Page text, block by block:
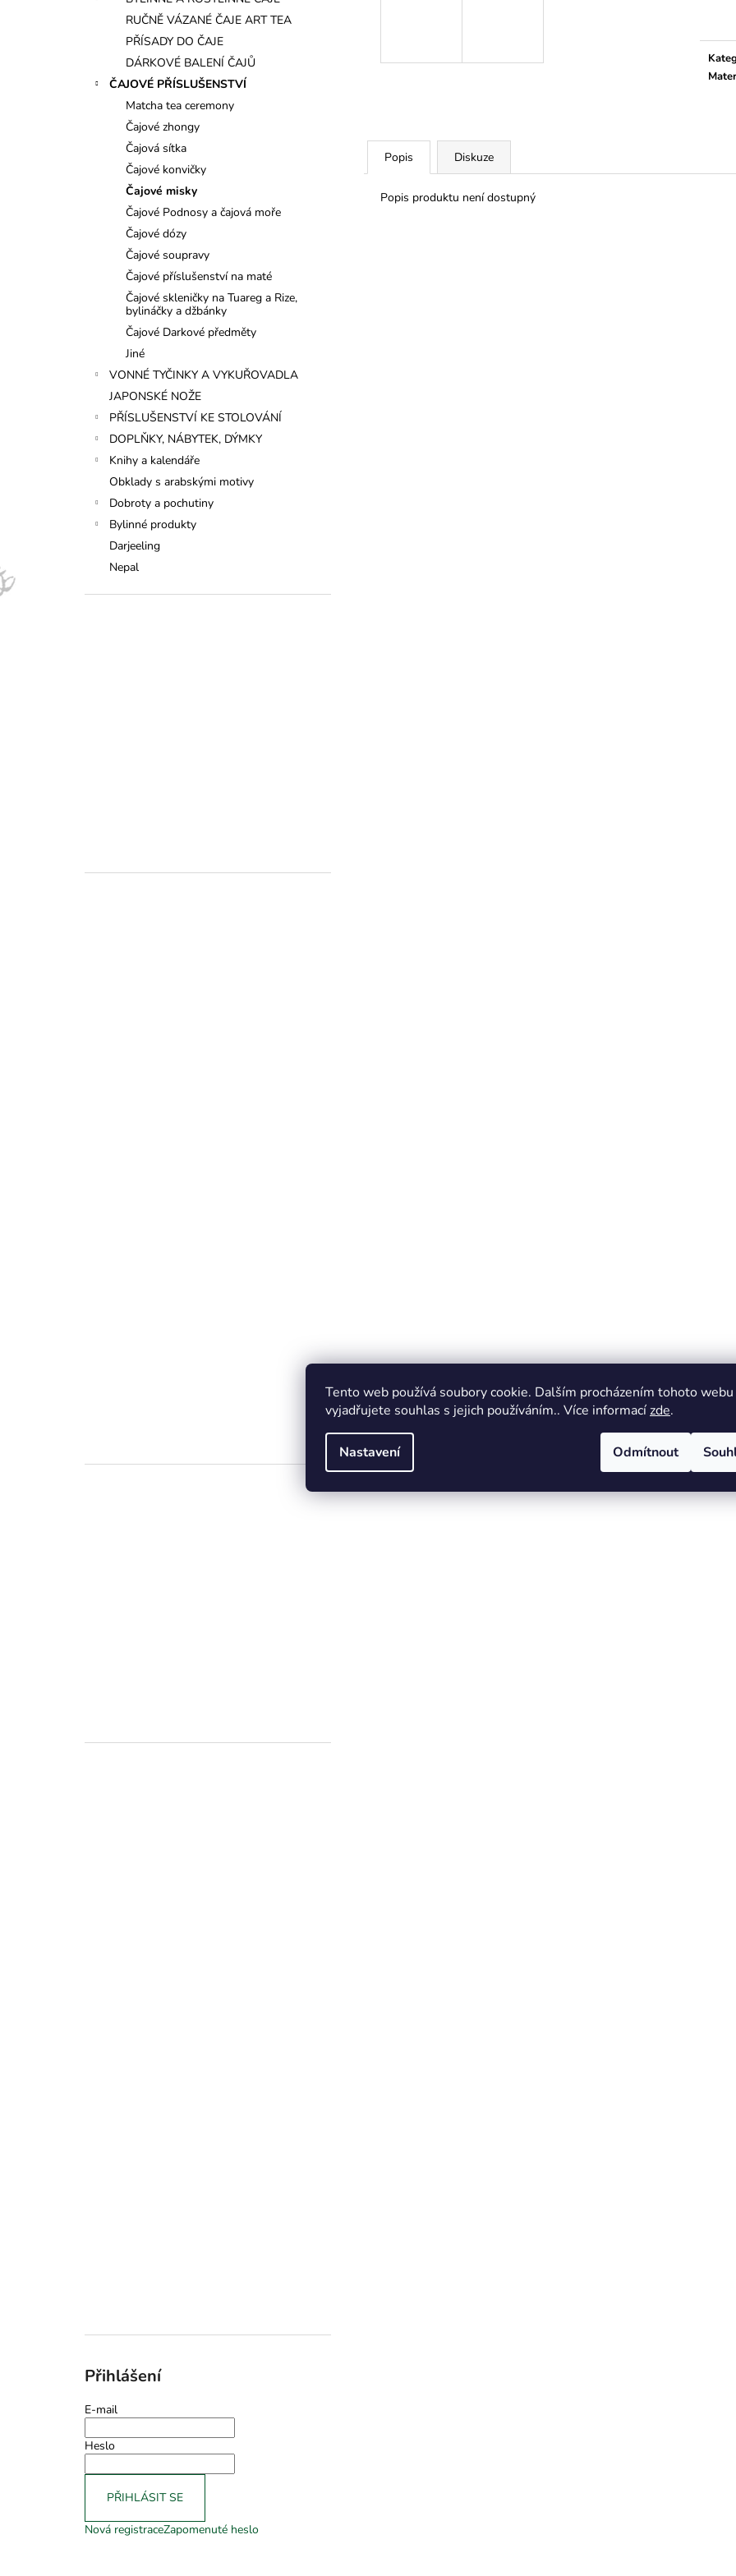
Tento web používá soubory cookie. Dalším procházením tohoto webu
vyjadřujete souhlas s jejich používáním.. Více informacízde.
Nastavení Odmítnout
RUČNĚ VÁZANÉ ČAJE ART TEA
PŘÍSADY DO ČAJE
DÁRKOVÉ BALENÍ ČAJŮ
ČAJOVÉ PŘÍSLUŠENSTVÍ
Matcha tea ceremony
Čajové zhongy
Čajová sítka
Čajové konvičky
Čajové misky
Čajové Podnosy a čajová moře
Čajové dózy
Čajové soupravy
Čajové příslušenství na maté
Čajové skleničky na Tuareg a Rize,
bylináčky a džbánky
Čajové Darkové předměty
Jiné
VONNÉ TYČINKY A VYKUŘOVADLA
JAPONSKÉ NOŽE
PŘÍSLUŠENSTVÍ KE STOLOVÁNÍ
DOPLŇKY, NÁBYTEK, DÝMKY
Knihy a kalendáře
Obklady s arabskými motivy
Dobroty a pochutiny
Bylinné produkty
Darjeeling
Nepal
Přihlášení
E-mail
Heslo
PŘIHLÁSIT SE
Nová registraceZapomenuté heslo
Popis Diskuze
Popis produktu není dostupný